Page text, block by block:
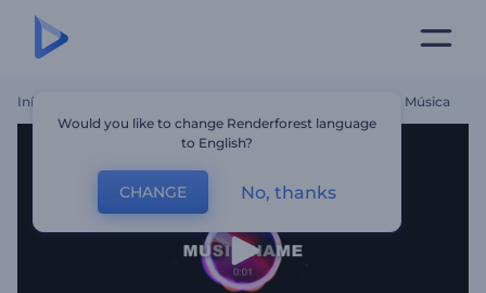
Início Visualizador De Promoção De Álbum De Música
Would you like to change Renderforest language
to English?
CHANGE No, thanks